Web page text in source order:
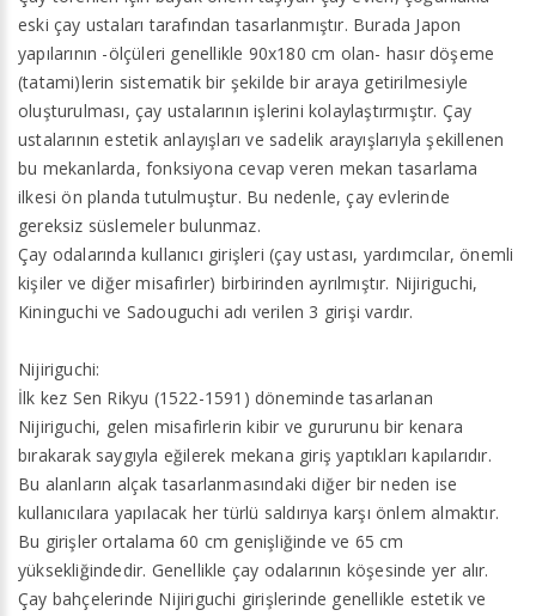
eski çay ustaları tarafından tasarlanmıştır. Burada Japon
yapılarının -ölçüleri genellikle 90x180 cm olan- hasır döşeme
(tatami)lerin sistematik bir şekilde bir araya getirilmesiyle
oluşturulması, çay ustalarının işlerini kolaylaştırmıştır. Çay
ustalarının estetik anlayışları ve sadelik arayışlarıyla şekillenen
bu mekanlarda, fonksiyona cevap veren mekan tasarlama
ilkesi ön planda tutulmuştur. Bu nedenle, çay evlerinde
gereksiz süslemeler bulunmaz.
Çay odalarında kullanıcı girişleri (çay ustası, yardımcılar, önemli
kişiler ve diğer misafirler) birbirinden ayrılmıştır. Nijiriguchi,
Kininguchi ve Sadouguchi adı verilen 3 girişi vardır.
Nijiriguchi:
İlk kez Sen Rikyu (1522-1591) döneminde tasarlanan
Nijiriguchi, gelen misafirlerin kibir ve gururunu bir kenara
bırakarak saygıyla eğilerek mekana giriş yaptıkları kapılarıdır.
Bu alanların alçak tasarlanmasındaki diğer bir neden ise
kullanıcılara yapılacak her türlü saldırıya karşı önlem almaktır.
Bu girişler ortalama 60 cm genişliğinde ve 65 cm
yüksekliğindedir. Genellikle çay odalarının köşesinde yer alır.
Çay bahçelerinde Nijiriguchi girişlerinde genellikle estetik ve